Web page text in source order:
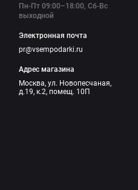
Пн-Пт 09:00–18:00, Сб-Вс
выходной
Электронная почта
pr@vsempodarki.ru
Адрес магазина
Москва, ул. Новопесчаная,
д.19, к.2, помещ. 10П